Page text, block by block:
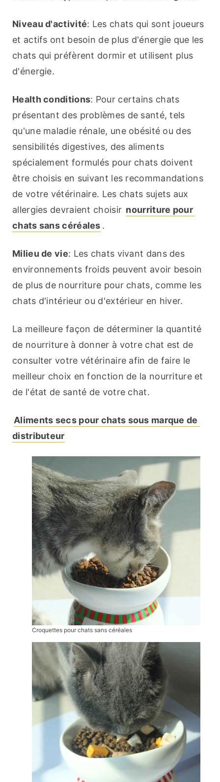
Niveau d'activité: Les chats qui sont joueurs
et actifs ont besoin de plus d'énergie que les
chats qui préfèrent dormir et utilisent plus
d'énergie.
Health conditions: Pour certains chats
présentant des problèmes de santé, tels
qu'une maladie rénale, une obésité ou des
sensibilités digestives, des aliments
spécialement formulés pour chats doivent
être choisis en suivant les recommandations
de votre vétérinaire. Les chats sujets aux
allergies devraient choisir nourriture pour
chats sans céréales .
Milieu de vie: Les chats vivant dans des
environnements froids peuvent avoir besoin
de plus de nourriture pour chats, comme les
chats d'intérieur ou d'extérieur en hiver.
La meilleure façon de déterminer la quantité
de nourriture à donner à votre chat est de
consulter votre vétérinaire afin de faire le
meilleur choix en fonction de la nourriture et
de l'état de santé de votre chat.
Aliments secs pour chats sous marque de
distributeur
Croquettes pour chats sans céréales